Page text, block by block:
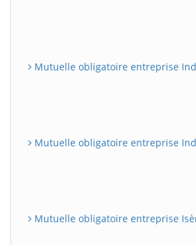
Mutuelle obligatoire entreprise
Mutuelle obligatoire entreprise
Mutuelle obligatoire entreprise